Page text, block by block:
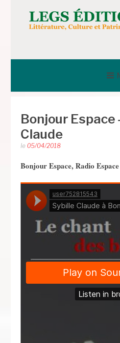
contenuLEGS
Bonjour Espace
Claude
le 05/04/2018
Bonjour Espace, Radio